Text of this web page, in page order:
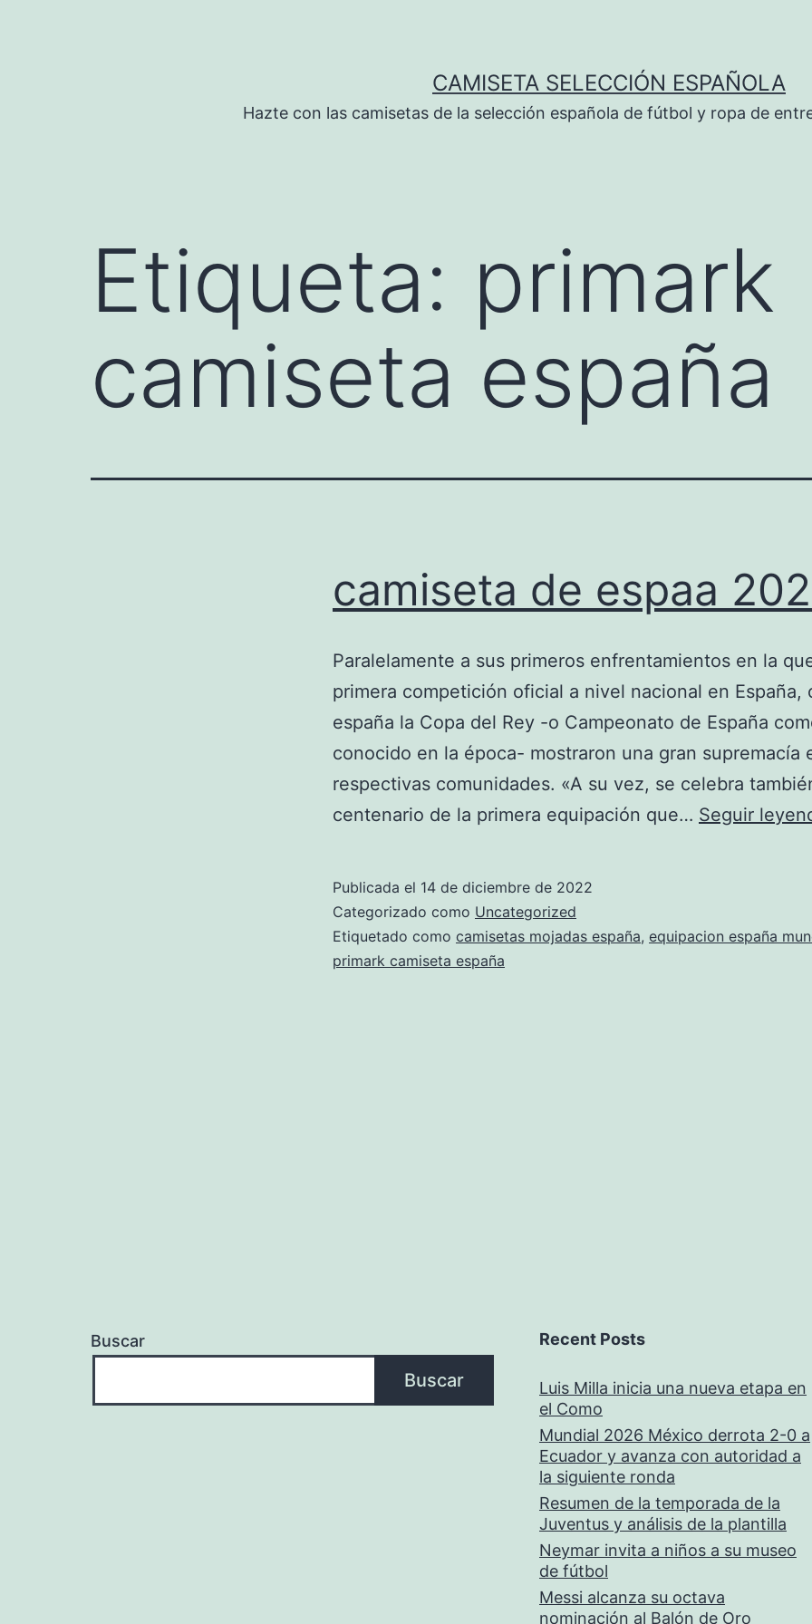
CAMISETA SELECCIÓN ESPAÑOLA
Hazte con las camisetas de la selección española de fútbol y ropa de
Etiqueta: primark
camiseta españa
camiseta de espaa
Paralelamente a sus primeros enfrentamientos en la
primera competición oficial a nivel nacional en España,
españa la Copa del Rey -o Campeonato de España
conocido en la época- mostraron una gran supremacía
respectivas comunidades. «A su vez, se celebra
centenario de la primera equipación que… Seguir
Publicada el 14 de diciembre de 2022
Categorizado como Uncategorized
Etiquetado como camisetas mojadas españa, equipacion españa
primark camiseta españa
Buscar
Buscar
Recent Posts
Luis Milla inicia una nueva etapa en
el Como
Mundial 2026 México derrota 2-0 a
Ecuador y avanza con autoridad a
la siguiente ronda
Resumen de la temporada de la
Juventus y análisis de la plantilla
Neymar invita a niños a su museo
de fútbol
Messi alcanza su octava
nominación al Balón de Oro